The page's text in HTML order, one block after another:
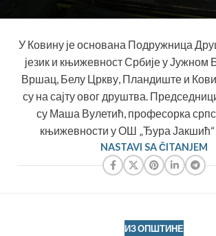
У Ковину је основана Подружница
језик и књижевност Србије у Јужном
Вршац, Белу Цркву, Пландиште и
су на сајту овог друштва.
су Маша Вулетић, професорка
књижевности у ОШ „Ђура Јакшић“
NASTAVI SA ČITANJEM
ИЗ ОПШТИНЕ